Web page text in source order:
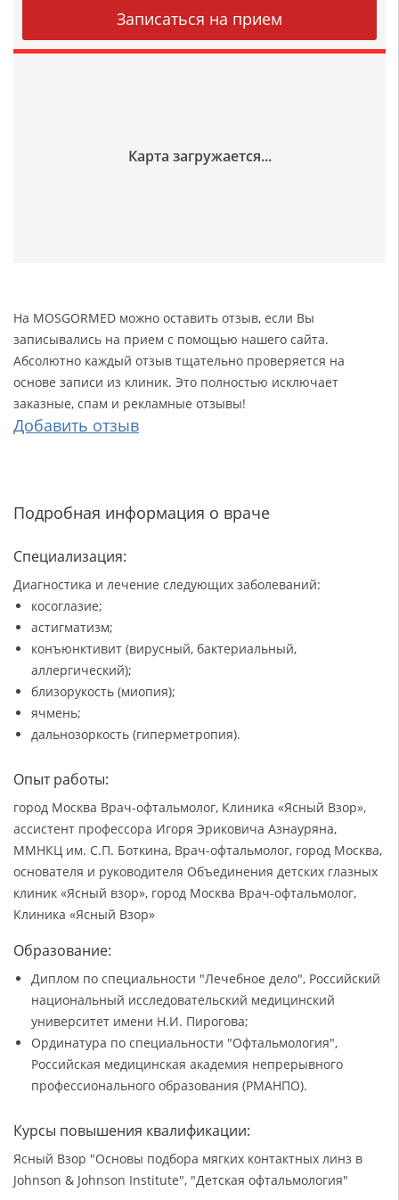
На MOSGORMED можно оставить отзыв, если Вы
записывались на прием с помощью нашего сайта.
Абсолютно каждый отзыв тщательно проверяется на
основе записи из клиник. Это полностью исключает
заказные, спам и рекламные отзывы!
Добавить отзыв
Подробная информация о враче
Специализация:
Диагностика и лечение следующих заболеваний:
косоглазие;
астигматизм;
конъюнктивит (вирусный, бактериальный,
аллергический);
близорукость (миопия);
ячмень;
дальнозоркость (гиперметропия).
Опыт работы:
город Москва Врач-офтальмолог, Клиника «Ясный Взор»,
ассистент профессора Игоря Эриковича Азнауряна,
ММНКЦ им. С.П. Боткина, Врач-офтальмолог, город Москва,
основателя и руководителя Объединения детских глазных
клиник «Ясный взор», город Москва Врач-офтальмолог,
Клиника «Ясный Взор»
Образование:
Диплом по специальности "Лечебное дело", Российский
национальный исследовательский медицинский
университет имени Н.И. Пирогова;
Ординатура по специальности "Офтальмология",
Российская медицинская академия непрерывного
профессионального образования (РМАНПО).
Курсы повышения квалификации:
Ясный Взор "Основы подбора мягких контактных линз в
Johnson & Johnson Institute", "Детская офтальмология"